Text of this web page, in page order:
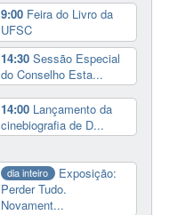
9:00 Feira do Livro da
UFSC
14:30 Sessão Especial
do Conselho Esta...
14:00 Lançamento da
cinebiografia de D...
dia inteiro
Exposição:
Perder Tudo.
Novament...